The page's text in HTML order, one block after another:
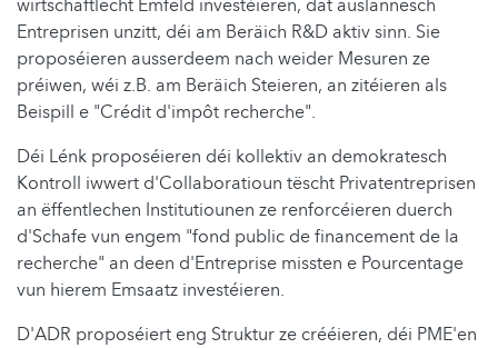
wirtschaftlecht Emfeld investéieren, dat auslännesch
Entreprisen unzitt, déi am Beräich R&D aktiv sinn. Sie
proposéieren ausserdeem nach weider Mesuren ze
préiwen, wéi z.B. am Beräich Steieren, an zitéieren als
Beispill e "Crédit d'impôt recherche".
Déi Lénk proposéieren déi kollektiv an demokratesch
Kontroll iwwert d'Collaboratioun tëscht Privatentreprisen
an ëffentlechen Institutiounen ze renforcéieren duerch
d'Schafe vun engem "fond public de financement de la
recherche" an deen d'Entreprise missten e Pourcentage
vun hierem Emsaatz investéieren.
D'ADR proposéiert eng Struktur ze crééieren, déi PME'en